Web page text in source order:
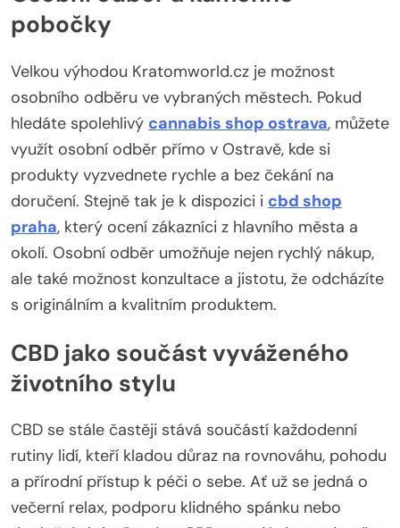
pobočky
Velkou výhodou Kratomworld.cz je možnost
osobního odběru ve vybraných městech. Pokud
hledáte spolehlivý cannabis shop ostrava, můžete
využít osobní odběr přímo v Ostravě, kde si
produkty vyzvednete rychle a bez čekání na
doručení. Stejně tak je k dispozici i cbd shop
praha, který ocení zákazníci z hlavního města a
okolí. Osobní odběr umožňuje nejen rychlý nákup,
ale také možnost konzultace a jistotu, že odcházíte
s originálním a kvalitním produktem.
CBD jako součást vyváženého
životního stylu
CBD se stále častěji stává součástí každodenní
rutiny lidí, kteří kladou důraz na rovnováhu, pohodu
a přírodní přístup k péči o sebe. Ať už se jedná o
večerní relax, podporu klidného spánku nebo